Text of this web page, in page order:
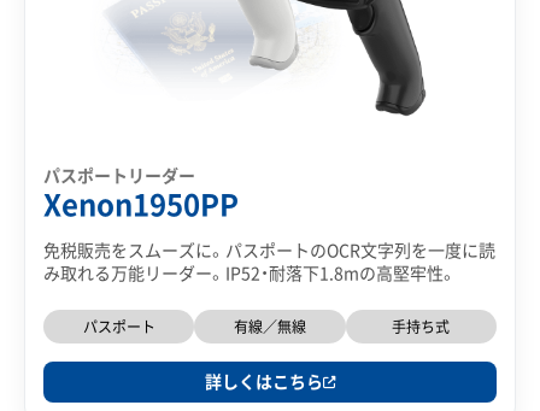
Xenon1950PP
パスポートリーダー
免税販売をスムーズに。パスポートのOCR文字列を一度に読
み取れる万能リーダー。IP52・耐落下1.8mの高堅牢性。
パスポート 有線／無線 手持ち式
詳しくはこちら